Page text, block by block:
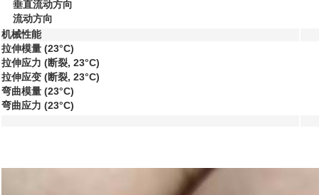
垂直流动方向
流动方向
机械性能
拉伸模量 (23°C)
拉伸应力 (断裂, 23°C)
拉伸应变 (断裂, 23°C)
弯曲模量 (23°C)
弯曲应力 (23°C)